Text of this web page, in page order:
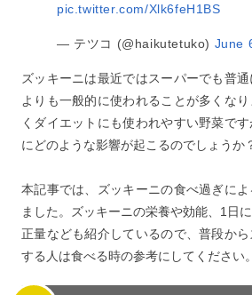
pic.twitter.com/Xlk6feH1BS
— テツコ (@haikutetuko) June
ズッキーニは最近ではスーパーでも普
よりも一般的に使われることが多くな
くダイエットにも使われやすい野菜で
にどのような影響が起こるのでしょうか
本記事では、ズッキーニの食べ過ぎに
ました。ズッキーニの栄養や効能、1日
正量なども紹介しているので、普段か
する人は食べる時の参考にしてください。